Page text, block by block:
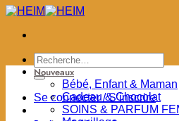
Recherche
pour :
Se connecter / S’inscrire
Nouveaux
Bébé, Enfant & Maman
Cadeau & Chocolat
SOINS & PARFUM